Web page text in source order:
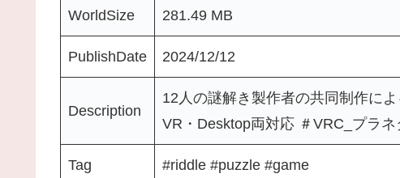
WorldSize 281.49 MB
PublishDate 2024/12/12
Description
12人の謎解き製作者の共同制作に
VR・Desktop両対応 ＃VRC_プラネ
Tag #riddle #puzzle #game